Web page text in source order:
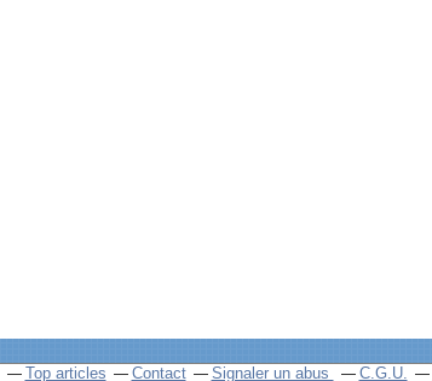
Top articles Contact Signaler un abus C.G.U.